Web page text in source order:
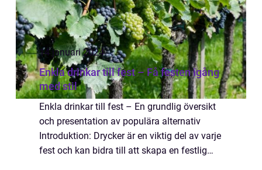
14 januari 2024
Enkla drinkar till fest – Få festen igång
med stil
Enkla drinkar till fest – En grundlig översikt
och presentation av populära alternativ
Introduktion: Drycker är en viktig del av varje
fest och kan bidra till att skapa en festlig